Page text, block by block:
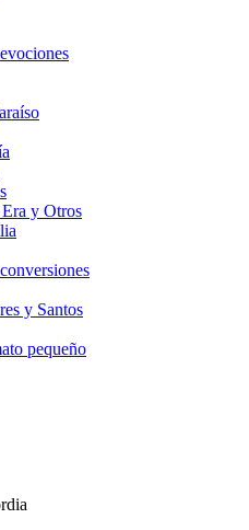
y Otros
y Santos
pequeño